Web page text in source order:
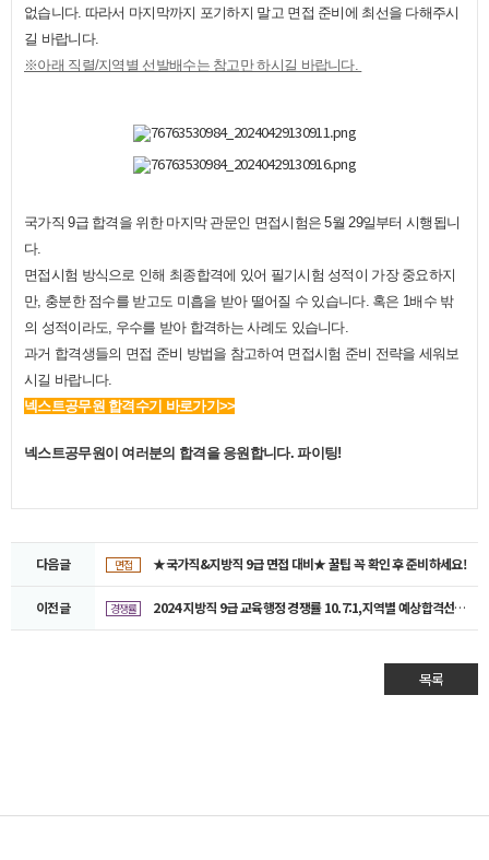
없습니다. 따라서 마지막까지 포기하지 말고 면접 준비에 최선을 다해주시
길 바랍니다.
※아래 직렬/지역별 선발배수는 참고만 하시길 바랍니다.
국가직 9급 합격을 위한 마지막 관문인 면접시험은 5월 29일부터 시행됩니
다.
면접시험 방식으로 인해 최종합격에 있어 필기시험 성적이 가장 중요하지
만, 충분한 점수를 받고도 미흡을 받아 떨어질 수 있습니다. 혹은 1배수 밖
의 성적이라도, 우수를 받아 합격하는 사례도 있습니다.
과거 합격생들의 면접 준비 방법을 참고하여 면접시험 준비 전략을 세워보
시길 바랍니다.
넥스트공무원 합격수기 바로가기>>
넥스트공무원이 여러분의 합격을 응원합니다. 파이팅!
다음글 면접 ★국가직&지방직 9급 면접 대비★ 꿀팁 꼭 확인 후 준비하세요!
이전글 경쟁률 2024 지방직 9급 교육행정 경쟁률 10.7:1,지역별 예상합격선은?
목록